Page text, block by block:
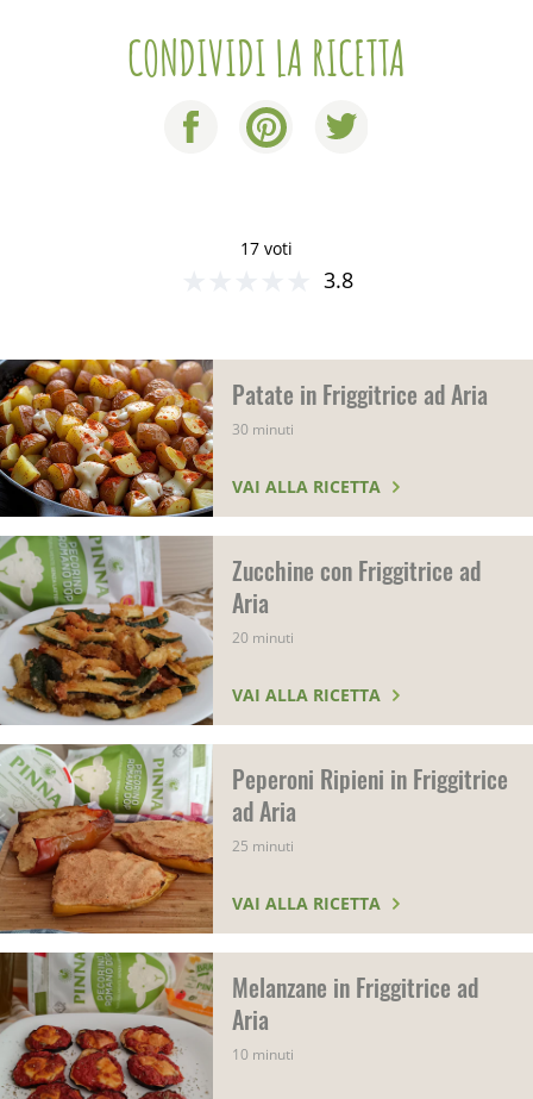
CONDIVIDI LA RICETTA
17 voti
3.8
Patate in Friggitrice ad Aria
30 minuti
VAI ALLA RICETTA
Zucchine con Friggitrice ad
Aria
20 minuti
VAI ALLA RICETTA
Peperoni Ripieni in Friggitrice
ad Aria
25 minuti
VAI ALLA RICETTA
Melanzane in Friggitrice ad
Aria
10 minuti